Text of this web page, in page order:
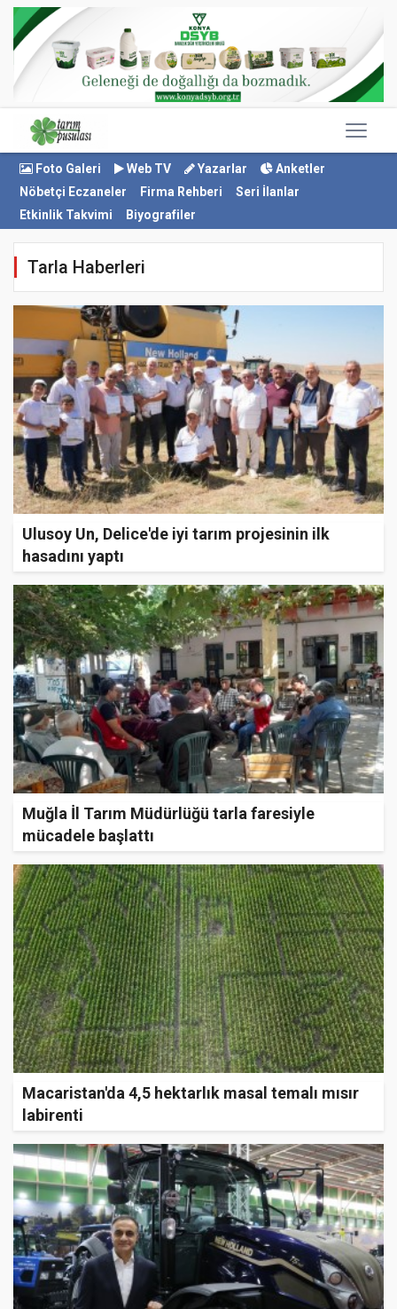
Foto Galeri Web TV Yazarlar
Anketler
Nöbetçi Eczaneler
Firma Rehberi
Seri İlanlar
Etkinlik Takvimi
Biyografiler
Tarla Haberleri
Ulusoy Un, Delice'de iyi tarım projesinin ilk
hasadını yaptı
Muğla İl Tarım Müdürlüğü tarla faresiyle
mücadele başlattı
Macaristan'da 4,5 hektarlık masal temalı mısır
labirenti